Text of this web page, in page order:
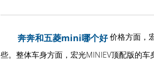
奔奔和五菱mini哪个好价格方面，
些。整体车身方面，宏光MINIEV顶配版的